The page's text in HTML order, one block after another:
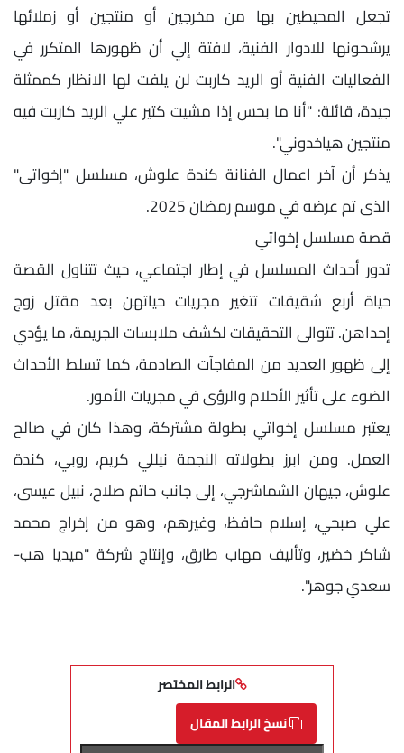
تجعل المحيطين بها من مخرجين أو منتجين أو زملائها
يرشحونها للادوار الفنية، لافتة إلي أن ظهورها المتكرر في
الفعاليات الفنية أو الريد كاربت لن يلفت لها الانظار كممثلة
جيدة، قائلة: "أنا ما بحس إذا مشيت كتير علي الريد كاربت فيه
منتجين هياخدوني".
يذكر أن آخر اعمال الفنانة كندة علوش، مسلسل "إخواتى"
الذى تم عرضه في موسم رمضان 2025.
قصة مسلسل إخواتي
تدور أحداث المسلسل في إطار اجتماعي، حيث تتناول القصة
حياة أربع شقيقات تتغير مجريات حياتهن بعد مقتل زوج
إحداهن. تتوالى التحقيقات لكشف ملابسات الجريمة، ما يؤدي
إلى ظهور العديد من المفاجآت الصادمة، كما تسلط الأحداث
الضوء على تأثير الأحلام والرؤى في مجريات الأمور.
يعتبر مسلسل إخواتي بطولة مشتركة، وهذا كان في صالح
العمل. ومن ابرز بطولاته النجمة نيللي كريم، روبي، كندة
علوش، جيهان الشماشرجي، إلى جانب حاتم صلاح، نبيل عيسى،
علي صبحي، إسلام حافظ، وغيرهم، وهو من إخراج محمد
شاكر خضير، وتأليف مهاب طارق، وإنتاج شركة "ميديا هب-
سعدي جوهر".
الرابط المختصر
نسخ الرابط المقال